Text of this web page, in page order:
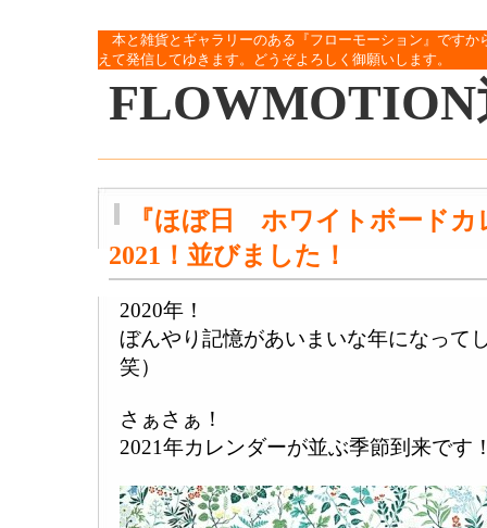
本と雑貨とギャラリーのある『フローモーション』です
えて発信してゆきます。どうぞよろしく御願いします。
FLOWMOTION
『ほぼ日 ホワイトボードカ
2021！並びました！
2020年！
ぼんやり記憶があいまいな年になって
笑）
さぁさぁ！
2021年カレンダーが並ぶ季節到来です